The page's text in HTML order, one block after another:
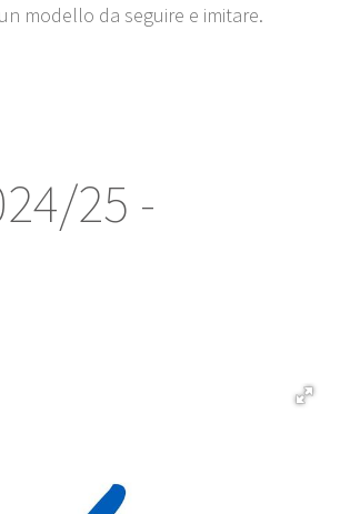
modello da seguire e imitare.
25 -